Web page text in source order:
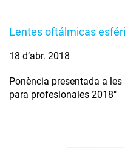
Lentes oftálmicas
18 d’abr. 2018
Ponència presentada a
para profesionales 2018"